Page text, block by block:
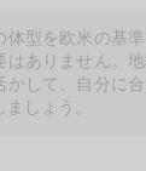
体型を欧米の基
はありません。
かして、自分に
しょう。